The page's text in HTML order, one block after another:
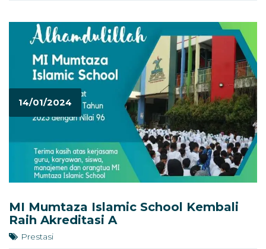
14/01/2024
MI Mumtaza Islamic School Kembali
Raih Akreditasi A
Prestasi